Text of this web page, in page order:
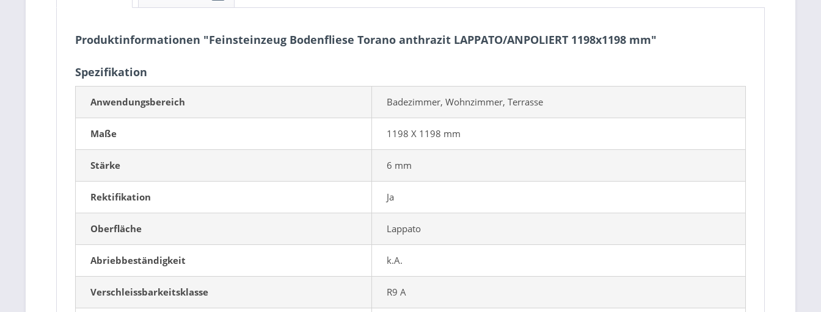
Produktinformationen "Feinsteinzeug Bodenfliese Torano anthrazit LAPPATO/ANPOLIERT 1198x1198 mm"
Spezifikation
Anwendungsbereich Badezimmer, Wohnzimmer, Terrasse
Maße 1198 X 1198 mm
Stärke 6 mm
Rektifikation Ja
Oberfläche Lappato
Abriebbeständigkeit k.A.
Verschleissbarkeitsklasse R9 A